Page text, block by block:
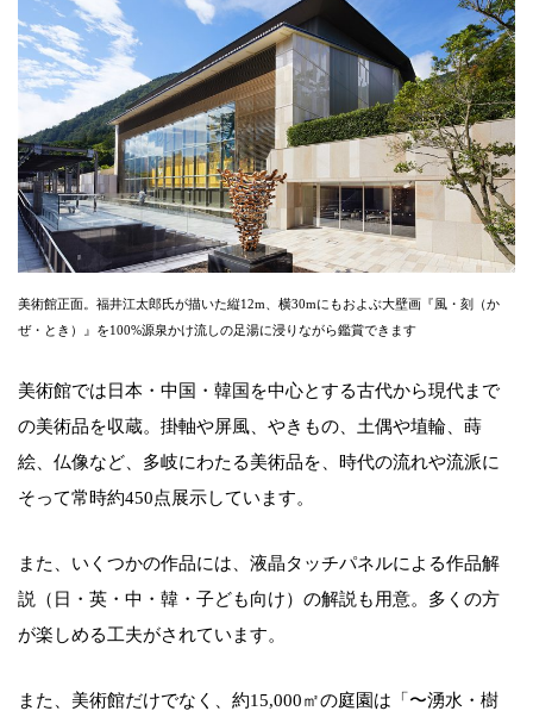
美術館正面。福井江太郎氏が描いた縦12m、横30mにもおよぶ大壁画『風・刻（か
ぜ・とき）』を100%源泉かけ流しの足湯に浸りながら鑑賞できます
美術館では日本・中国・韓国を中心とする古代から現代まで
の美術品を収蔵。掛軸や屏風、やきもの、土偶や埴輪、蒔
絵、仏像など、多岐にわたる美術品を、時代の流れや流派に
そって常時約450点展示しています。
また、いくつかの作品には、液晶タッチパネルによる作品解
説（日・英・中・韓・子ども向け）の解説も用意。多くの方
が楽しめる工夫がされています。
また、美術館だけでなく、約15,000㎡の庭園は「〜湧水・樹